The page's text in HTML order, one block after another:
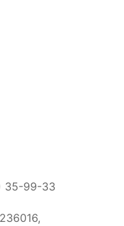
35-99-33